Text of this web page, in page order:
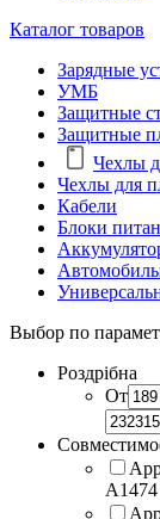
Каталог товаров
Зарядные
УМБ
Защитные
Защитные
Чехлы
Чехлы для
Кабели
Блоки
Выбор по
Роздрібна
От